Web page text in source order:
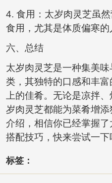
4. 食用：太岁肉灵芝虽
食用，尤其是体质偏寒的
六、总结
太岁肉灵芝是一种集美
类，其独特的口感和丰
上的佳肴。无论是凉拌
岁肉灵芝都能为菜肴增
介绍，相信你已经掌握
搭配技巧，快来尝试一下
标签：